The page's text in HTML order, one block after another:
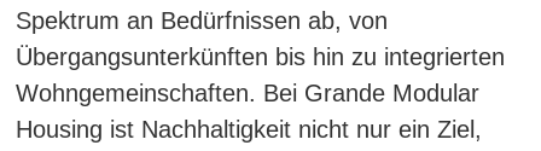
Spektrum an Bedürfnissen ab, von
Übergangsunterkünften bis hin zu integrierten
Wohngemeinschaften. Bei Grande Modular
Housing ist Nachhaltigkeit nicht nur ein Ziel,